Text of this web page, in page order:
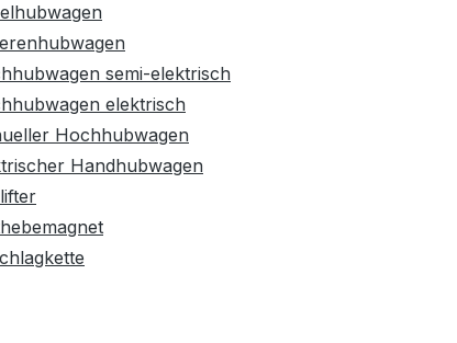
semi-elektrisch
elektrisch
Hochhubwagen
Handhubwagen